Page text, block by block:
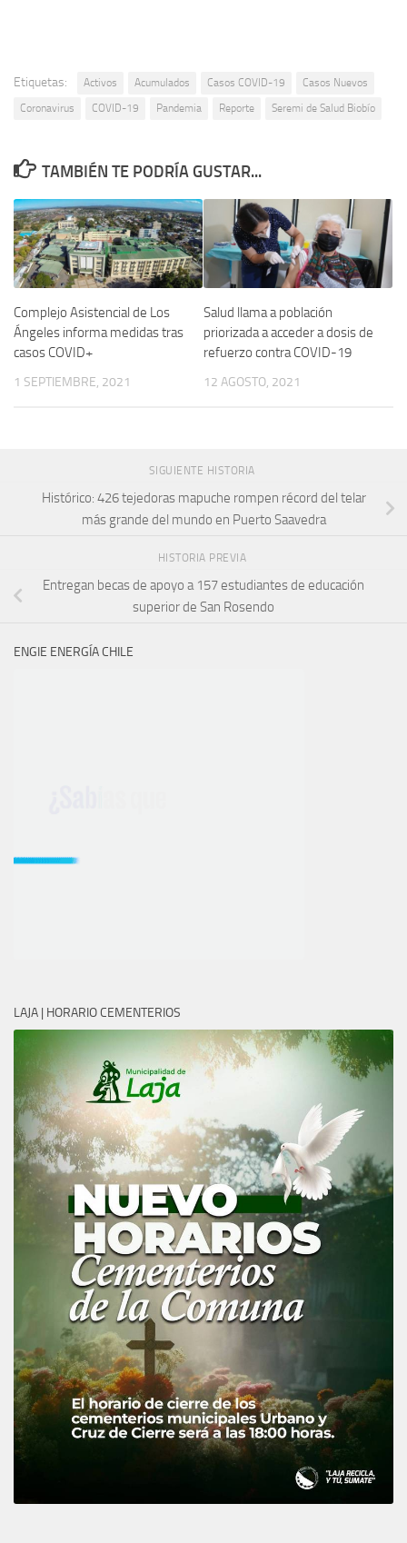
Etiquetas: Activos Acumulados Casos COVID-19
Casos Nuevos
Coronavirus
COVID-19 Pandemia Reporte Seremi de Salud Biobío
TAMBIÉN TE PODRÍA GUSTAR...
Complejo Asistencial de Los
Ángeles informa medidas tras
casos COVID+
1 SEPTIEMBRE, 2021
Salud llama a población
priorizada a acceder a dosis de
refuerzo contra COVID-19
12 AGOSTO, 2021
SIGUIENTE HISTORIA
Histórico: 426 tejedoras mapuche rompen récord del telar
más grande del mundo en Puerto Saavedra
HISTORIA PREVIA
Entregan becas de apoyo a 157 estudiantes de educación
superior de San Rosendo
ENGIE ENERGÍA CHILE
LAJA | HORARIO CEMENTERIOS